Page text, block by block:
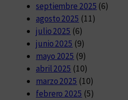
septiembre 2025 (6)
agosto 2025 (11)
julio 2025 (6)
junio 2025 (9)
mayo 2025 (9)
abril 2025 (10)
marzo 2025 (10)
febrero 2025 (5)